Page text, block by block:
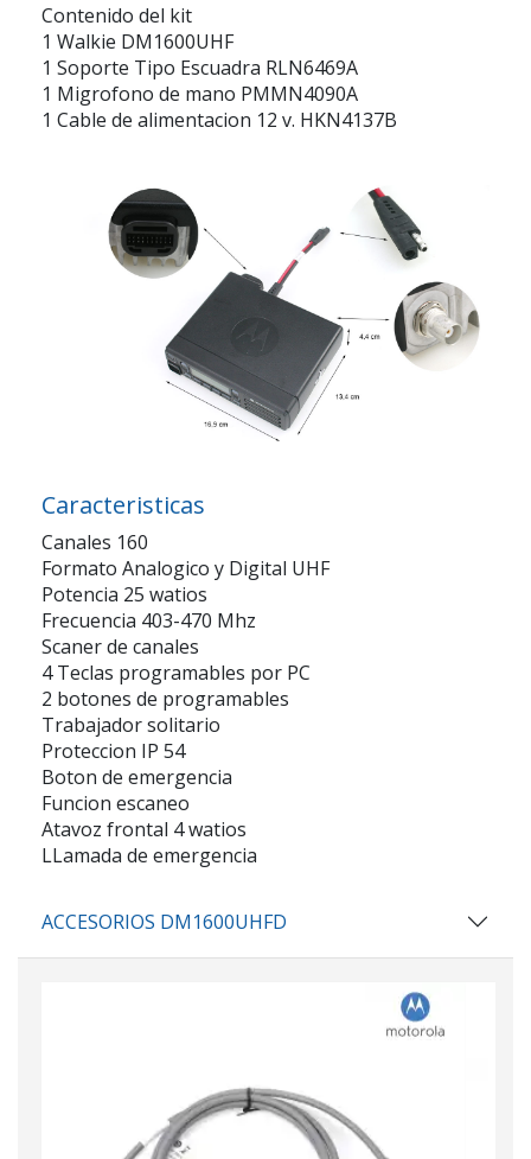
Contenido del kit
1 Walkie DM1600UHF
1 Soporte Tipo Escuadra RLN6469A
1 Migrofono de mano PMMN4090A
1 Cable de alimentacion 12 v. HKN4137B
Caracteristicas
Canales 160
Formato Analogico y Digital UHF
Potencia 25 watios
Frecuencia 403-470 Mhz
Scaner de canales
4 Teclas programables por PC
2 botones de programables
Trabajador solitario
Proteccion IP 54
Boton de emergencia
Funcion escaneo
Atavoz frontal 4 watios
LLamada de emergencia
ACCESORIOS DM1600UHFD